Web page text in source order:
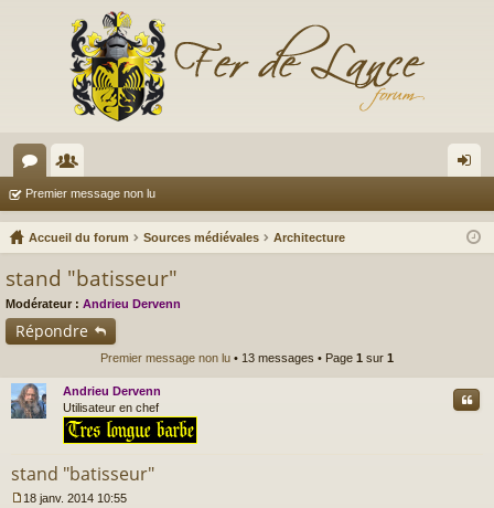
or
u
e
m ne
Premier message non lu
Accueil du forum Sources médiévales Architecture
stand "batisseur"
Modérateur : Andrieu Dervenn
Répondre
Premier message non lu • 13 messages • Page 1 sur 1
Andrieu Dervenn
Utilisateur en chef
stand "batisseur"
Citer
18 janv. 2014 10:55